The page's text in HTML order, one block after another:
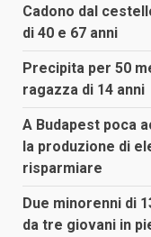
Cadono dal
di 40 e 67 anni
Precipita per 50
ragazza di 14 anni
A Budapest poca
la produzione di
risparmiare
Due minorenni di
da tre giovani in